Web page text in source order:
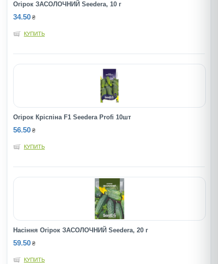
Огірок ЗАСОЛОЧНИЙ Seedera, 10 г
34.50 ₴
КУПИТЬ
Огірок Кріспіна F1 Seedera Profi 10шт
56.50 ₴
КУПИТЬ
Насіння Огірок ЗАСОЛОЧНИЙ Seedera, 20 г
59.50 ₴
КУПИТЬ